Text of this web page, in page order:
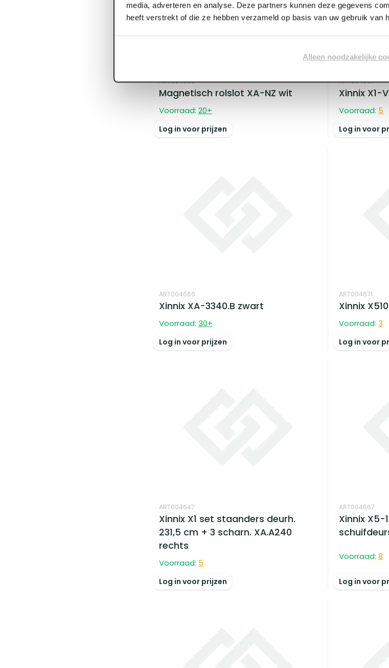
media, adverteren en analyse. Deze partners kunnen deze gegevens
heeft verstrekt of die ze hebben verzameld op basis van uw gebruik van
Alleen noodzakelijke
ART004653
Magnetisch rolslot XA-NZ wit
Voorraad: 20+
Log in voor prijzen
ART004651
Xinnix X1-
Voorraad: 5
Log in voor
ART004666
Xinnix XA-3340.B zwart
Voorraad: 30+
Log in voor prijzen
ART004671
Xinnix
Voorraad: 3
Log in voor
ART004647
Xinnix X1 set staanders deurh.
231,5 cm + 3 scharn. XA.A240
rechts
Voorraad: 5
Log in voor prijzen
ART004667
Xinnix X5-
Voorraad: 8
Log in voor